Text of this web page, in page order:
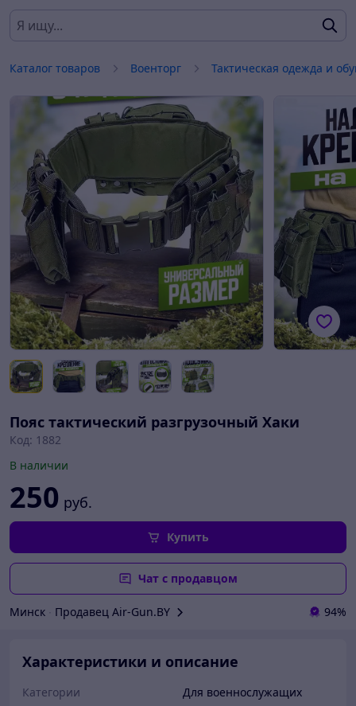
Каталог товаров Военторг Тактическая одежда и
Пояс тактический разгрузочный Хаки
Код: 1882
В наличии
250 руб.
Купить
Чат с продавцом
Минск Продавец Air-Gun.BY 94%
Характеристики и описание
Категории
Для военнослужащих